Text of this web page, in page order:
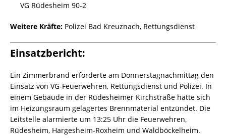
VG Rüdesheim 90-2
Weitere Kräfte: Polizei Bad Kreuznach, Rettungsdienst
Einsatzbericht:
Ein Zimmerbrand erforderte am Donnerstagnachmittag den
Einsatz von VG-Feuerwehren, Rettungsdienst und Polizei. In
einem Gebäude in der Rüdesheimer Kirchstraße hatte sich
im Heizungsraum gelagertes Brennmaterial entzündet. Die
Leitstelle alarmierte um 13:25 Uhr die Feuerwehren,
Rüdesheim, Hargesheim-Roxheim und Waldböckelheim.